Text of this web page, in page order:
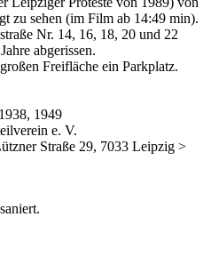
zu sehen (im Film ab 14:49 min).
Nr. 14, 16, 18, 20 und 22
abgerissen.
Freifläche ein Parkplatz.
1949
e. V.
Straße 29, 7033 Leipzig >